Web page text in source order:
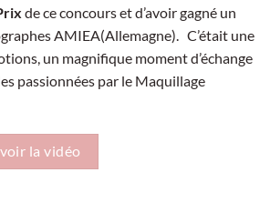
de ce concours et d’avoir gagné un
AMIEA(Allemagne). C’était une
un magnifique moment d’échange
passionnées par le Maquillage
la vidéo